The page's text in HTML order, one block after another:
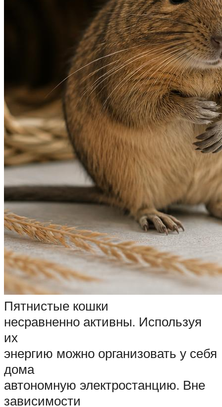
Пятнистые кошки
несравненно активны. Используя
их
энергию можно организовать у себя
дома
автономную электростанцию. Вне
зависимости